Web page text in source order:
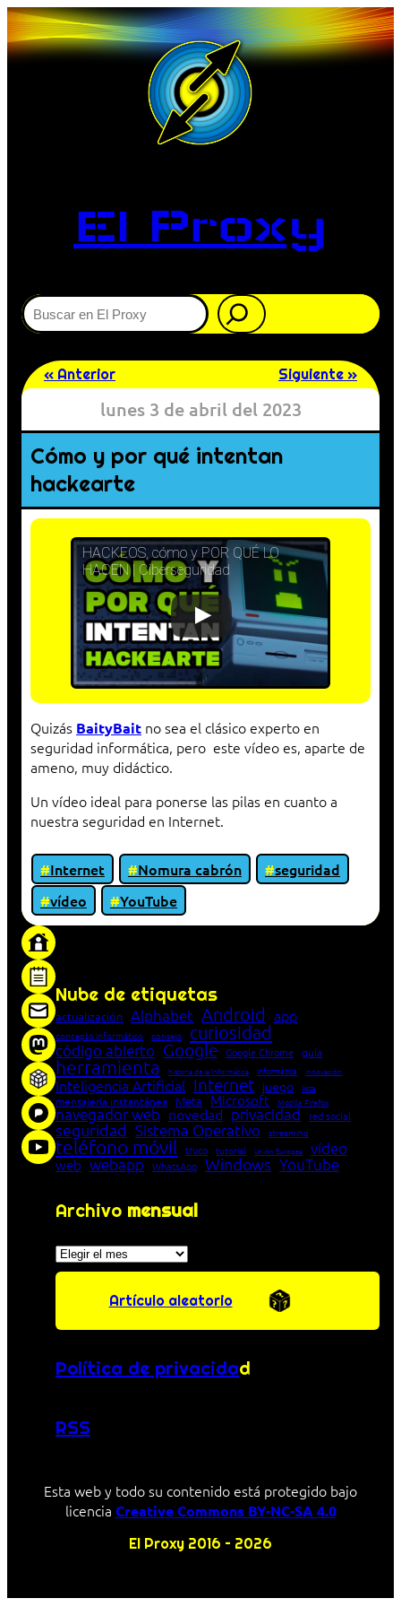
El Proxy
Buscar
« Anterior Siguiente »
lunes 3 de abril del 2023
Cómo y por qué intentan
hackearte
HACKEOS, cómo y POR QUÉ LO
HACEN | Ciberseguridad
Quizás BaityBait no sea el clásico experto en
seguridad informática, pero este vídeo es, aparte de
ameno, muy didáctico.
Un vídeo ideal para ponerse las pilas en cuanto a
nuestra seguridad en Internet.
Internet Nomura cabrón
seguridad
vídeo
YouTube
Nube de etiquetas
actualización Alphabet Android app
concepto informático consejo curiosidad
código abierto Google Google Chrome guía
herramienta historia de la Informática Informática innovación
Inteligencia Artificial Internet juego lista
mensajería instantánea Meta Microsoft Mozilla Firefox
navegador web novedad privacidad red social
seguridad Sistema Operativo streaming
teléfono móvil truco tutorial Unión Europea vídeo
web webapp WhatsApp Windows YouTube
Archivo mensual
Archivos
Artículo aleatorio
Política de privacidad
RSS
Esta web y todo su contenido está protegido bajo
licencia Creative Commons BY-NC-SA 4.0
El Proxy 2016 – 2026